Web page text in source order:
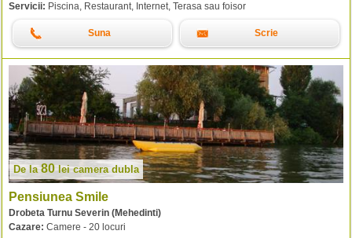
Servicii: Piscina, Restaurant, Internet, Terasa sau foisor
Suna Scrie
De la80leicamera dubla
Pensiunea Smile
Drobeta Turnu Severin (Mehedinti)
Cazare: Camere - 20 locuri